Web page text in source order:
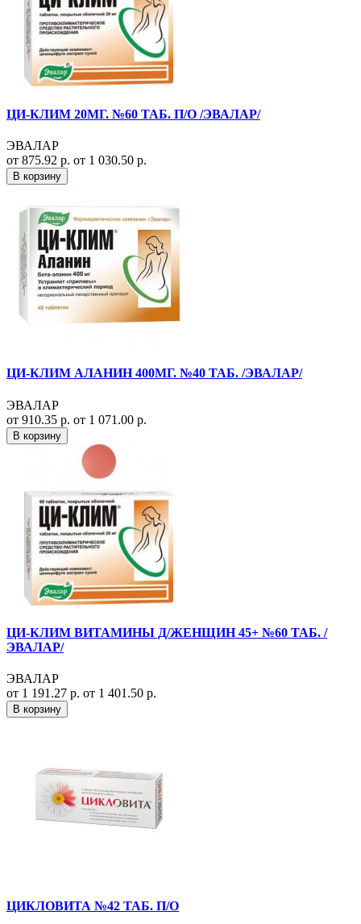
ЦИ-КЛИМ 20МГ. №60 ТАБ. П/О /ЭВАЛАР/
ЭВАЛАР
от 875.92 р. от 1 030.50 р.
В корзину
ЦИ-КЛИМ АЛАНИН 400МГ. №40 ТАБ. /ЭВАЛАР/
ЭВАЛАР
от 910.35 р. от 1 071.00 р.
В корзину
ЦИ-КЛИМ ВИТАМИНЫ Д/ЖЕНЩИН 45+ №60 ТАБ. /
ЭВАЛАР/
ЭВАЛАР
от 1 191.27 р. от 1 401.50 р.
В корзину
ЦИКЛОВИТА №42 ТАБ. П/О